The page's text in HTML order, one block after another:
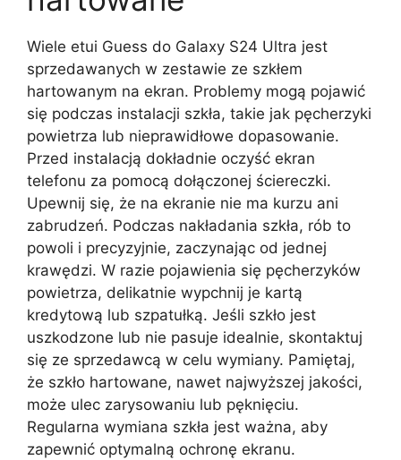
Wiele etui Guess do Galaxy S24 Ultra jest
sprzedawanych w zestawie ze szkłem
hartowanym na ekran. Problemy mogą pojawić
się podczas instalacji szkła, takie jak pęcherzyki
powietrza lub nieprawidłowe dopasowanie.
Przed instalacją dokładnie oczyść ekran
telefonu za pomocą dołączonej ściereczki.
Upewnij się, że na ekranie nie ma kurzu ani
zabrudzeń. Podczas nakładania szkła, rób to
powoli i precyzyjnie, zaczynając od jednej
krawędzi. W razie pojawienia się pęcherzyków
powietrza, delikatnie wypchnij je kartą
kredytową lub szpatułką. Jeśli szkło jest
uszkodzone lub nie pasuje idealnie, skontaktuj
się ze sprzedawcą w celu wymiany. Pamiętaj,
że szkło hartowane, nawet najwyższej jakości,
może ulec zarysowaniu lub pęknięciu.
Regularna wymiana szkła jest ważna, aby
zapewnić optymalną ochronę ekranu.